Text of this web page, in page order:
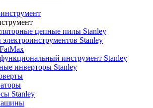
цепные пилы Stanley
Stanley
инструмент Stanley
инверторы Stanley
Stanley